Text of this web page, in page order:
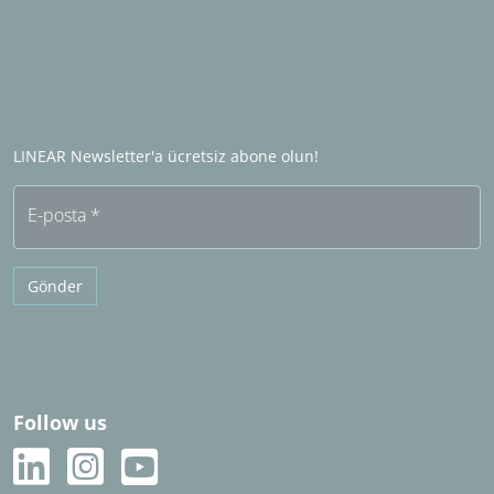
LINEAR Newsletter'a ücretsiz abone olun!
E-posta *
Gönder
Follow us